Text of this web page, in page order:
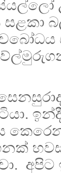
සළකා
හවස